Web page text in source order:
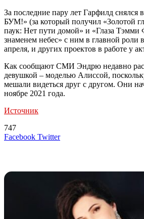
За последние пару лет Гарфилд
БУМ!» (за который получил «Золотой
паук: Нет пути домой» и «Глаза
знаменем небес» с ним в главной роли
апреля, и других проектов в работе у
Как сообщают СМИ Эндрю недавно
девушкой – моделью Алиссой,
мешали видеться друг с другом. Они
ноябре 2021 года.
Источник
747
Facebook TwitterLinkedIn
Tumblr
Reddit
Вконтакте
Одноклассники
Skype
Messenger
Messenger
WhatsApp
Telegram
Viber
Line
Поделиться
Печатать